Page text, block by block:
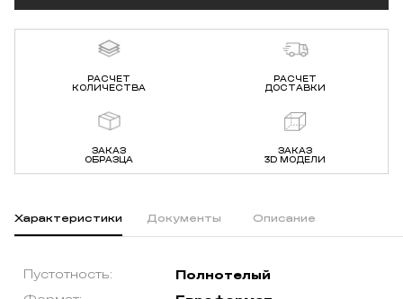
РАСЧЕТ
КОЛИЧЕСТВА
РАСЧЕТ
ДОСТАВКИ
ЗАКАЗ
ОБРАЗЦА
ЗАКАЗ
3D МОДЕЛИ
Характеристики Документы Описание
Пустотность: Полнотелый